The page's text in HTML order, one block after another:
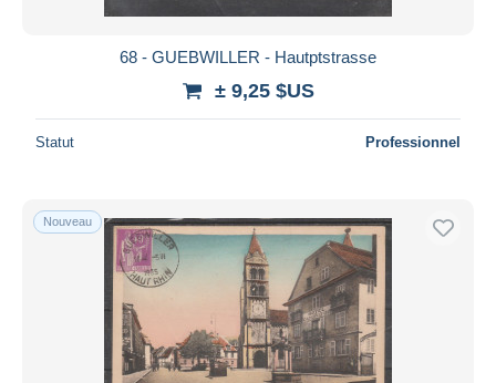
68 - GUEBWILLER - Hautptstrasse
± 9,25 $US
Statut Professionnel
Nouveau